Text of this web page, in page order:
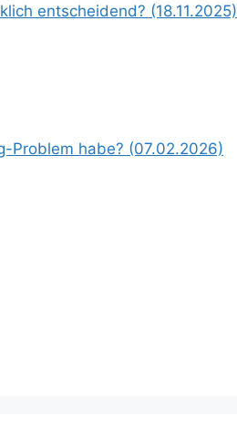
entscheidend? (18.11.2025)
Problem habe? (07.02.2026)